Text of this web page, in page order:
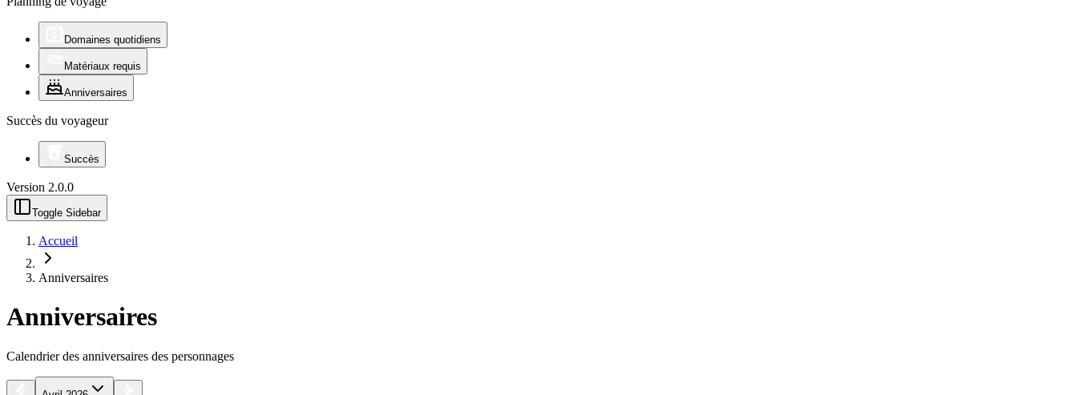
Domaines quotidiens
Matériaux requis
Anniversaires
Succès du voyageur
Succès
Version 2.0.0
Toggle Sidebar
Accueil
Anniversaires
Anniversaires
Calendrier des anniversaires des personnages